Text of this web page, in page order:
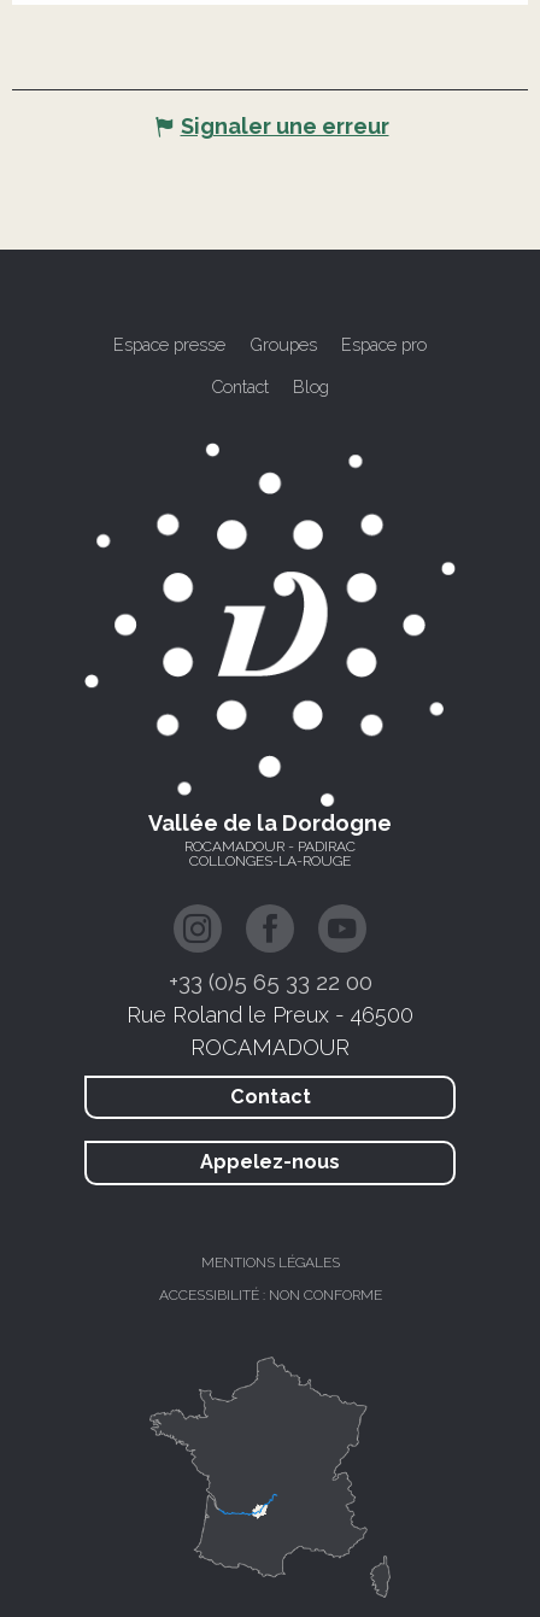
Signaler une erreur
Espace presse Groupes Espace pro
Contact Blog
Vallée de la Dordogne
ROCAMADOUR - PADIRAC
COLLONGES-LA-ROUGE
+33 (0)5 65 33 22 00
Rue Roland le Preux - 46500
ROCAMADOUR
Contact
Appelez-nous
MENTIONS LÉGALES
ACCESSIBILITÉ : NON CONFORME